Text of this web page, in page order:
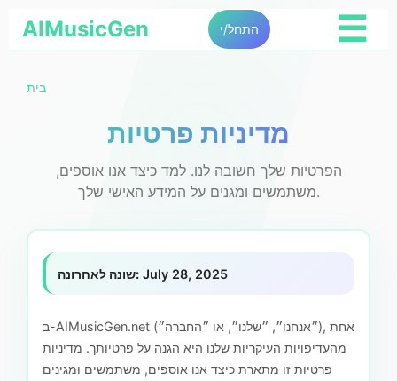
AIMusicGen התחל/י ☰
בית
מדיניות פרטיות
הפרטיות שלך חשובה לנו. למד כיצד אנו אוספים,
משתמשים ומגנים על המידע האישי שלך.
שונה לאחרונה:July 28, 2025
ב-AIMusicGen.net (״אנחנו״, ״שלנו״, או ״החברה״), אחת
מהעדיפויות העיקריות שלנו היא הגנה על פרטיותך. מדיניות
פרטיות זו מתארת כיצד אנו אוספים, משתמשים ומגינים